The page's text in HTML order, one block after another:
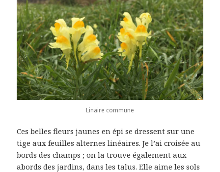
Linaire commune
Ces belles fleurs jaunes en épi se dressent sur une
tige aux feuilles alternes linéaires. Je l’ai croisée au
bords des champs ; on la trouve également aux
abords des jardins, dans les talus. Elle aime les sols